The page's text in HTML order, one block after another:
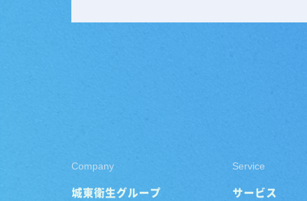
Company
城東衛生グループ
Service
サービス